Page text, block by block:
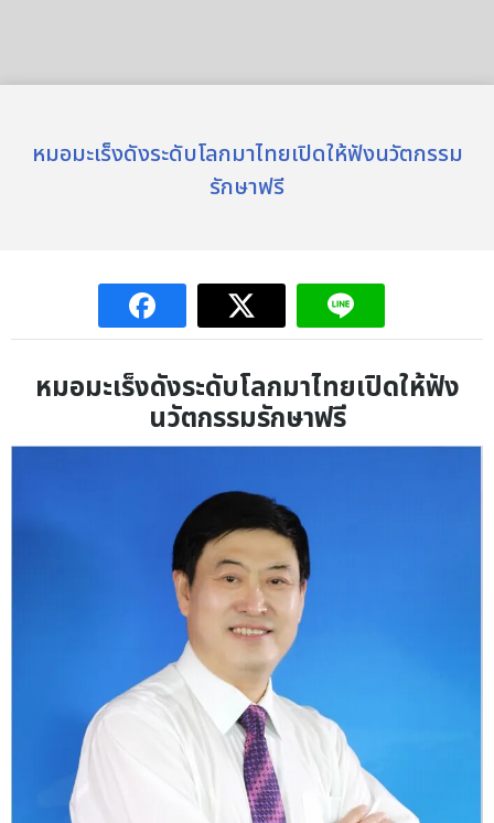
หมอมะเร็งดังระดับโลกมาไทยเปิดให้ฟังนวัตกรรม
รักษาฟรี
หมอมะเร็งดังระดับโลกมาไทยเปิดให้ฟัง
นวัตกรรมรักษาฟรี